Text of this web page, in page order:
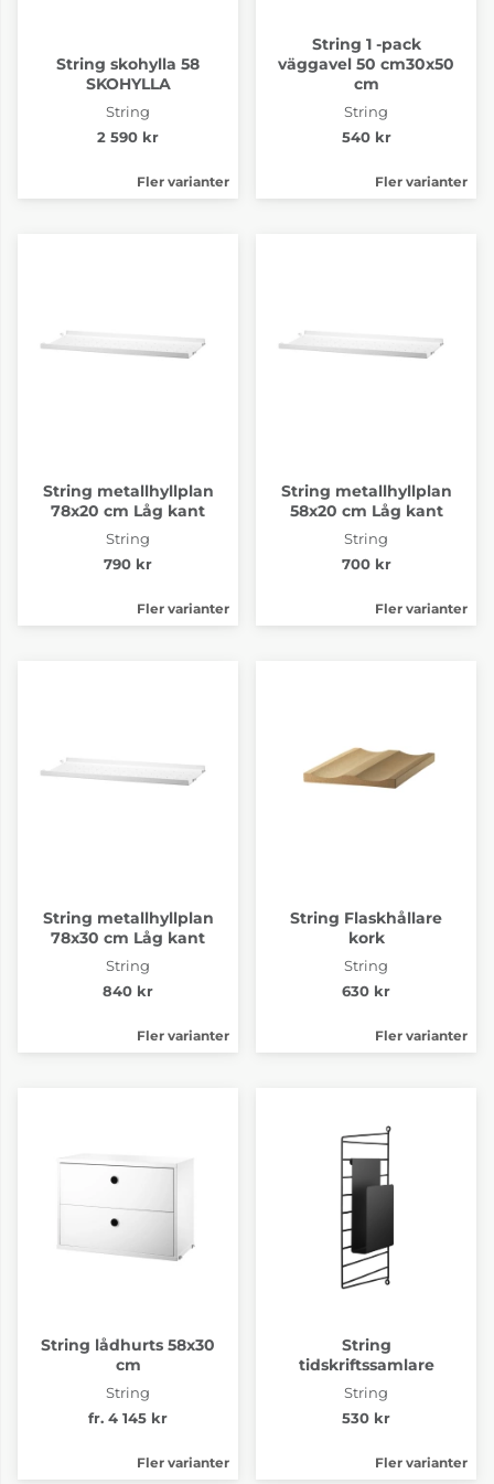
String skohylla 58
SKOHYLLA
String
2 590 kr
Fler varianter
String 1 -pack
väggavel 50 cm30x50
cm
String
540 kr
Fler varianter
String metallhyllplan
78x20 cm Låg kant
String
790 kr
Fler varianter
String metallhyllplan
58x20 cm Låg kant
String
700 kr
Fler varianter
String metallhyllplan
78x30 cm Låg kant
String
840 kr
Fler varianter
String Flaskhållare
kork
String
630 kr
Fler varianter
String lådhurts 58x30
cm
String
fr. 4 145 kr
Fler varianter
String
tidskriftssamlare
String
530 kr
Fler varianter